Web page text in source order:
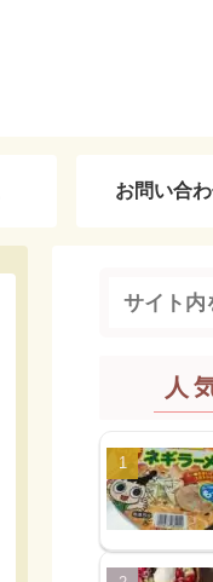
お問い合
人